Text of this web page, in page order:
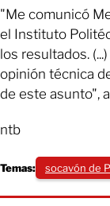
"Me comunicó
el Instituto
los resultados.
opinión técnica
de este asunto",
ntb
Temas: socavón de